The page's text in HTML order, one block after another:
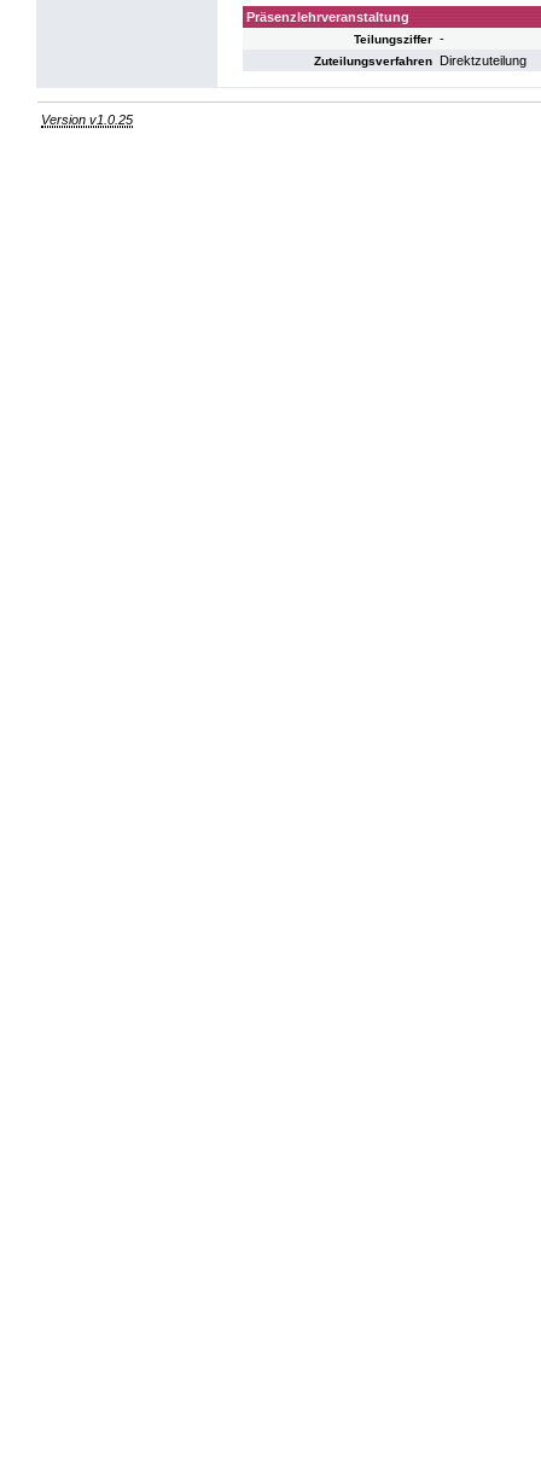
Präsenzlehrveranstaltung
Teilungsziffer -
Zuteilungsverfahren Direktzuteilung
Version v1.0.25